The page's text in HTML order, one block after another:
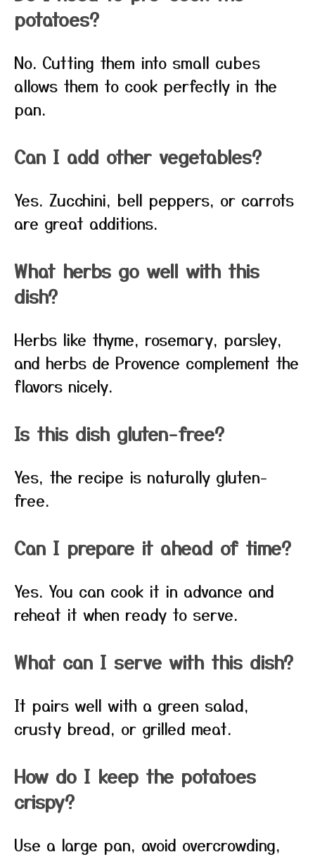
potatoes?
No. Cutting them into small cubes
allows them to cook perfectly in the
pan.
Can I add other vegetables?
Yes. Zucchini, bell peppers, or carrots
are great additions.
What herbs go well with this
dish?
Herbs like thyme, rosemary, parsley,
and herbs de Provence complement the
flavors nicely.
Is this dish gluten-free?
Yes, the recipe is naturally gluten-
free.
Can I prepare it ahead of time?
Yes. You can cook it in advance and
reheat it when ready to serve.
What can I serve with this dish?
It pairs well with a green salad,
crusty bread, or grilled meat.
How do I keep the potatoes
crispy?
Use a large pan, avoid overcrowding,